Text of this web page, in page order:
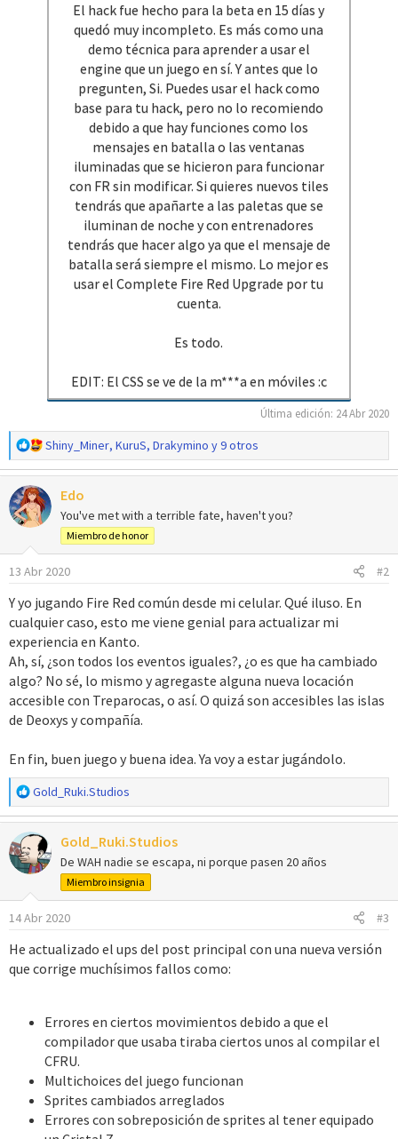
El hack fue hecho para la beta en 15 días y
quedó muy incompleto. Es más como una
demo técnica para aprender a usar el
engine que un juego en sí. Y antes que lo
pregunten, Si. Puedes usar el hack como
base para tu hack, pero no lo recomiendo
debido a que hay funciones como los
mensajes en batalla o las ventanas
iluminadas que se hicieron para funcionar
con FR sin modificar. Si quieres nuevos tiles
tendrás que apañarte a las paletas que se
iluminan de noche y con entrenadores
tendrás que hacer algo ya que el mensaje de
batalla será siempre el mismo. Lo mejor es
usar el Complete Fire Red Upgrade por tu
cuenta.
Es todo.
EDIT: El CSS se ve de la m***a en móviles :c
Última edición: 24 Abr 2020
R
e
a
c
c
e
:
Shiny_Miner, KuruS, Drakymino y 9 otros
Edo
You've met with a terrible fate, haven't you?
Miembro de honor
13 Abr 2020 #2
Y yo jugando Fire Red común desde mi celular. Qué iluso. En
cualquier caso, esto me viene genial para actualizar mi
experiencia en Kanto.
Ah, sí, ¿son todos los eventos iguales?, ¿o es que ha cambiado
algo? No sé, lo mismo y agregaste alguna nueva locación
accesible con Treparocas, o así. O quizá son accesibles las islas
de Deoxys y compañía.
En fin, buen juego y buena idea. Ya voy a estar jugándolo.
R
e
a
c
c
i
o
e
:
Gold_Ruki.Studios
Gold_Ruki.Studios
De WAH nadie se escapa, ni porque pasen 20 años
Miembro insignia
14 Abr 2020 #3
He actualizado el ups del post principal con una nueva versión
que corrige muchísimos fallos como:
Errores en ciertos movimientos debido a que el
compilador que usaba tiraba ciertos unos al compilar el
CFRU.
Multichoices del juego funcionan
Sprites cambiados arreglados
Errores con sobreposición de sprites al tener equipado